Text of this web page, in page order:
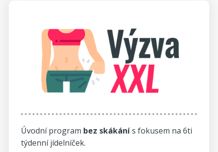
Úvodní program bez skákánís fokusem na 6ti
týdenní jídelníček.